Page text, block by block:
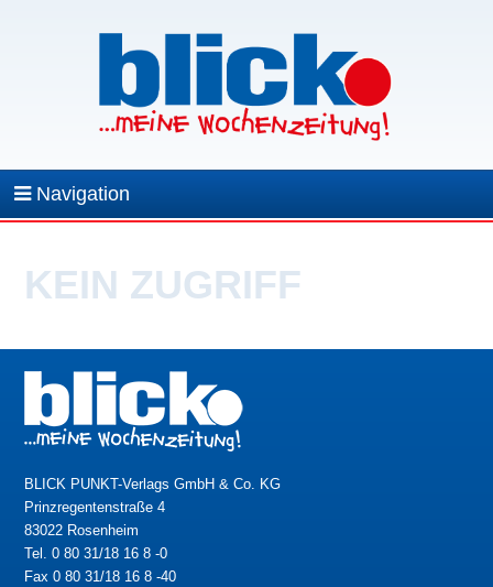
Navigation
KEIN ZUGRIFF
BLICK PUNKT-Verlags GmbH & Co. KG
Prinzregentenstraße 4
83022 Rosenheim
Tel. 0 80 31/18 16 8 -0
Fax 0 80 31/18 16 8 -40